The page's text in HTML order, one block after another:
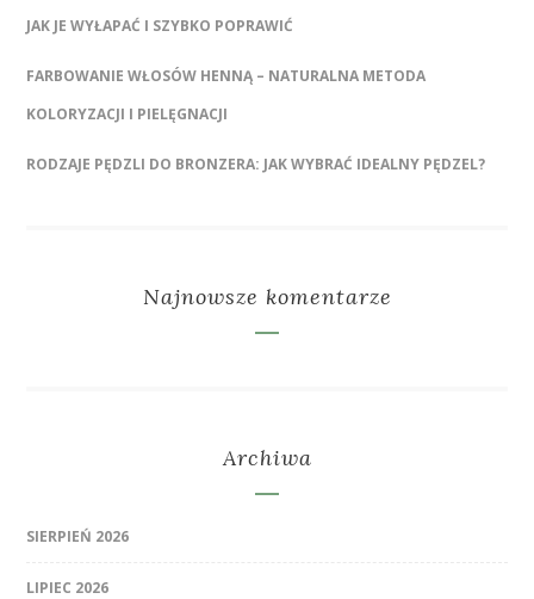
JAK JE WYŁAPAĆ I SZYBKO POPRAWIĆ
FARBOWANIE WŁOSÓW HENNĄ – NATURALNA METODA
KOLORYZACJI I PIELĘGNACJI
RODZAJE PĘDZLI DO BRONZERA: JAK WYBRAĆ IDEALNY PĘDZEL?
Najnowsze komentarze
Archiwa
SIERPIEŃ 2026
LIPIEC 2026